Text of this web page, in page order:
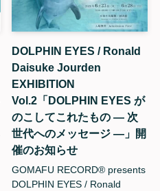
DOLPHIN EYES / Ronald
Daisuke Jourden
EXHIBITION
Vol.2「DOLPHIN EYES が
のこしてこれたもの — 次
世代へのメッセージ —」開
催のお知らせ
GOMAFU RECORD®︎ presents
DOLPHIN EYES / Ronald